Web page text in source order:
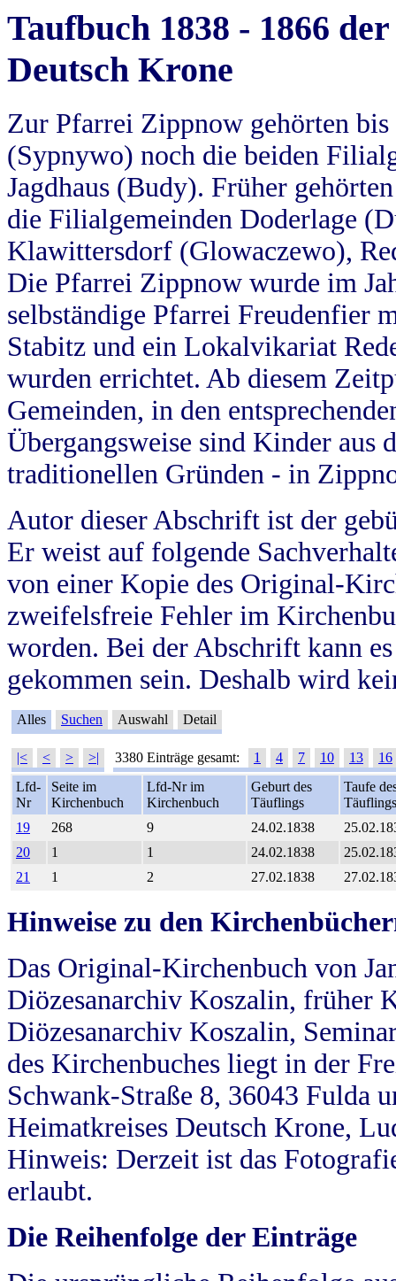
Taufbuch 1838 - 1866
Deutsch Krone
Zur Pfarrei Zippnow gehörten
(Sypnywo) noch die beiden
Jagdhaus (Budy). Früher
die Filialgemeinden Doderlage
Klawittersdorf (Glowaczewo),
Die Pfarrei Zippnow wurde im
selbständige Pfarrei Freudenfier
Stabitz und ein Lokalvikariat
wurden errichtet. Ab diesem
Gemeinden, in den
Übergangsweise sind Kinder aus
traditionellen Gründen - in
Autor dieser Abschrift ist der
Er weist auf folgende
von einer Kopie des Original-
zweifelsfreie Fehler im
worden. Bei der Abschrift kann
gekommen sein. Deshalb wird
Alles Suchen Auswahl Detail
|< < > >| 3380 Einträge gesamt: 1 4 7 10 13
16
Lfd-
Nr
Seite im
Kirchenbuch
Lfd-Nr im
Kirchenbuch
Geburt des
Täuflings
Taufe
Täuflings
19
268 9 24.02.1838
20
1 1 24.02.1838
21
1 2 27.02.1838
Hinweise zu den
Das Original-Kirchenbuch von
Diözesanarchiv Koszalin, früher
Diözesanarchiv Koszalin,
des Kirchenbuches liegt in der
Schwank-Straße 8, 36043 Fulda
Heimatkreises Deutsch Krone,
Hinweis: Derzeit ist das
erlaubt.
Die Reihenfolge der Einträge